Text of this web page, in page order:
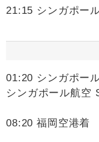
21:15 シンガポー
01:20 シンガポー
シンガポール航空
08:20 福岡空港着